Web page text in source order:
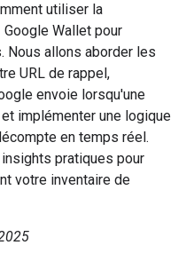
utiliser la
Wallet pour
Nous allons aborder les
URL de rappel,
envoie lorsqu'une
implémenter une logique
en temps réel.
pratiques pour
votre inventaire de